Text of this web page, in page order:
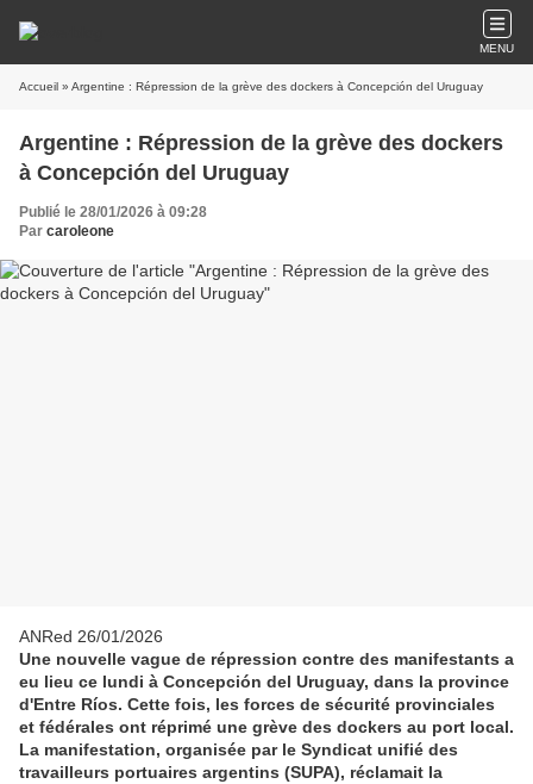
MENU
Accueil » Argentine : Répression de la grève des dockers à Concepción del Uruguay
Argentine : Répression de la grève des dockers
à Concepción del Uruguay
Publié le 28/01/2026 à 09:28
Par caroleone
ANRed 26/01/2026
Une nouvelle vague de répression contre des manifestants a
eu lieu ce lundi à Concepción del Uruguay, dans la province
d'Entre Ríos. Cette fois, les forces de sécurité provinciales
et fédérales ont réprimé une grève des dockers au port local.
La manifestation, organisée par le Syndicat unifié des
travailleurs portuaires argentins (SUPA), réclamait la